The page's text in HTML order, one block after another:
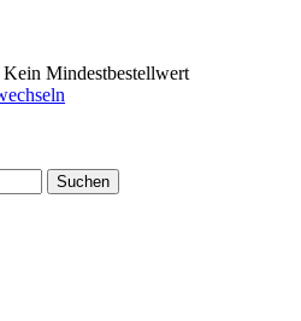
Kein Mindestbestellwert
Suchen